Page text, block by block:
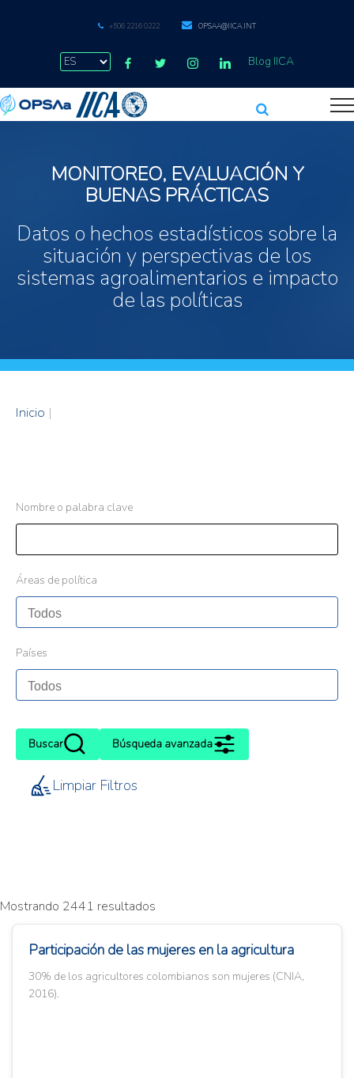
+506 2216 0222 OPSAA@IICA.INT
Blog IICA
MONITOREO, EVALUACIÓN Y
BUENAS PRÁCTICAS
Datos o hechos estadísticos sobre la
situación y perspectivas de los
sistemas agroalimentarios e impacto
de las políticas
Inicio |
Nombre o palabra clave
Áreas de política
Países
Buscar Búsqueda avanzada
Limpiar Filtros
Mostrando 2441 resultados
Participación de las mujeres en la agricultura
30% de los agricultores colombianos son mujeres (CNIA,
2016).